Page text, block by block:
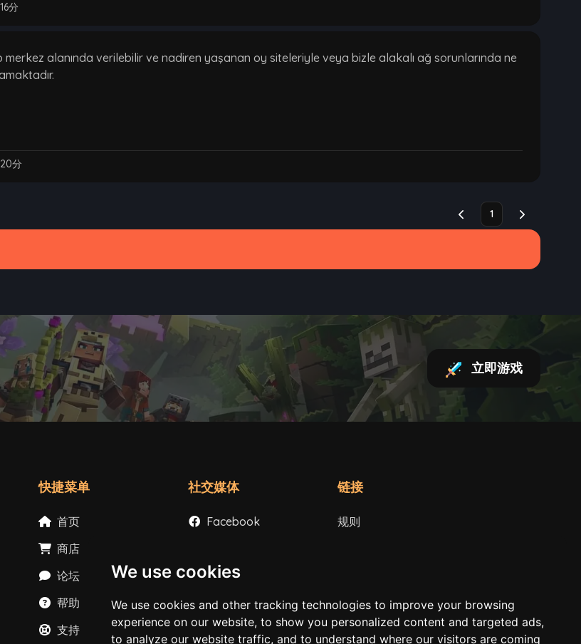
We use cookies
We use cookies and other tracking technologies to improve your browsing
experience on our website, to show you personalized content and targeted ads,
to analyze our website traffic, and to understand where our visitors are coming
分
alanında verilebilir ve nadiren yaşanan oy siteleriyle veya bizle alakalı ağ sorunlarında ne
分
1
立即游戏
快捷菜单
首页
商店
论坛
帮助
支持
社交媒体
Facebook
X
YouTube
TikTok
链接
规则